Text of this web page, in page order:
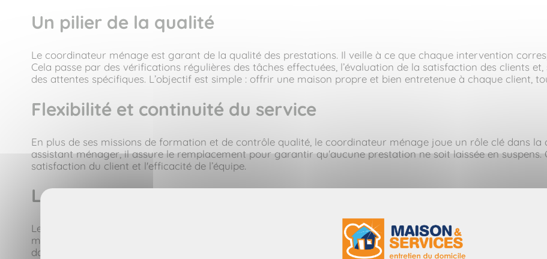
Un pilier de la qualité
Le coordinateur ménage est garant de la qualité des prestations. Il veille à ce que chaque intervention
Cela passe par des vérifications régulières des tâches effectuées, l’évaluation de la satisfaction des clients
des attentes spécifiques. L’objectif est simple : offrir une maison propre et bien entretenue à chaque client,
Flexibilité et continuité du service
En plus de ses missions de formation et de contrôle qualité, le coordinateur ménage joue un rôle clé dans la
assistant ménager, il assure le remplacement pour garantir qu'aucune prestation ne soit laissée en
satisfaction du client et l'efficacité de l’équipe.
Le trait d'union entre l’équipe et la direction
Le coordinateur ménage n’est pas seulement un manager de terrain. Il sert également de lien entre l’équipe
même les clients. Il relaie les informations importantes, que ce soit des retours clients, des mises à jour sur
dans les plannings. Ce rôle de communication est crucial pour maintenir une organisation fluide et une